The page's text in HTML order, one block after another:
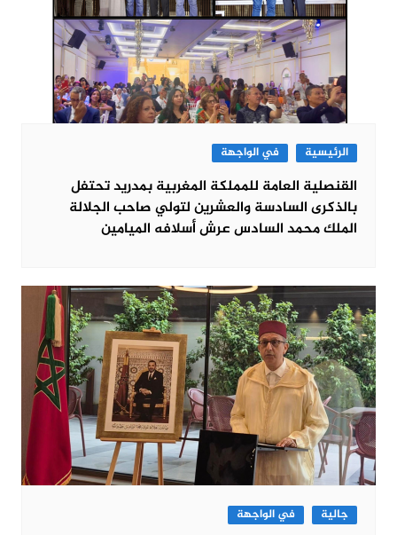
الرئيسية في الواجهة
القنصلية العامة للمملكة المغربية بمدريد تحتفل
بالذكرى السادسة والعشرين لتولي صاحب الجلالة
الملك محمد السادس عرش أسلافه الميامين
جالية في الواجهة